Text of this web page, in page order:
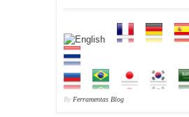
By Ferramentas Blog